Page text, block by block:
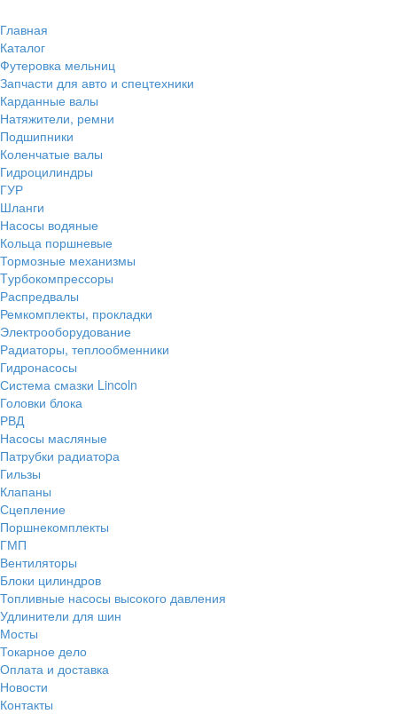
Главная
Каталог
Футеровка мельниц
Запчасти для авто и спецтехники
Карданные валы
Натяжители, ремни
Подшипники
Коленчатые валы
Гидроцилиндры
ГУР
Шланги
Насосы водяные
Кольца поршневые
Тормозные механизмы
Tурбокомпрессоры
Распредвалы
Ремкомплекты, прокладки
Электрооборудование
Радиаторы, теплообменники
Гидронасосы
Система смазки Lincoln
Головки блока
РВД
Насосы масляные
Патрубки радиатоpа
Гильзы
Клапаны
Сцепление
Поршнекомплекты
ГМП
Вентиляторы
Блоки цилиндров
Топливные насосы высокого давления
Удлинители для шин
Мосты
Токарное дело
Оплата и доставка
Новости
Контакты